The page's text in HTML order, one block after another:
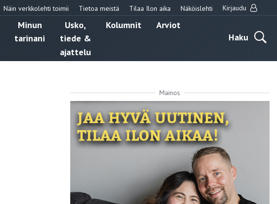
Näin verkkolehti toimii Tietoa meistä Tilaa Ilon aika Näköislehti Kirjaudu
Minun
tarinani
Usko,
tiede &
ajattelu
Kolumnit
Arviot
Haku
Mainos